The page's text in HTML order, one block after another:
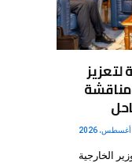
الخارجية